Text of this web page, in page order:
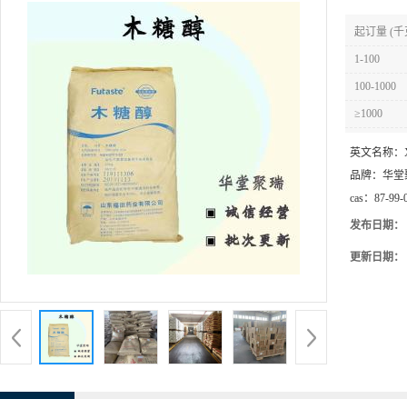
起订量 (千
1-100
100-1000
≥1000
英文名称：
品牌： 华堂
cas： 87-99-
发布日期：
更新日期：